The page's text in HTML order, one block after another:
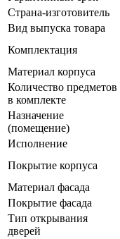
Страна-изготовитель
Вид выпуска товара
Комплектация
Материал корпуса
Количество предметов
в комплекте
Назначение
(помещение)
Исполнение
Покрытие корпуса
Материал фасада
Покрытие фасада
Тип открывания
дверей